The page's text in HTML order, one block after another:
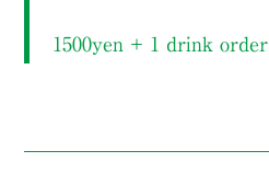
1500yen ＋ 1 drink order